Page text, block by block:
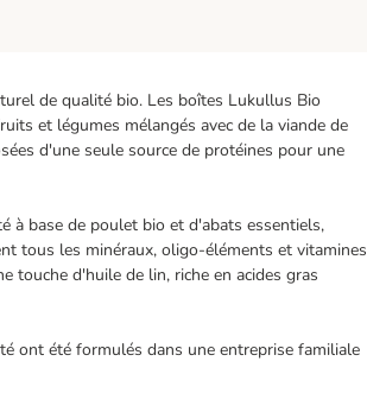
de qualité bio. Les boîtes Lukullus Bio
et légumes mélangés avec de la viande de
d'une seule source de protéines pour une
à base de poulet bio et d'abats essentiels,
tous les minéraux, oligo-éléments et vitamines
touche d'huile de lin, riche en acides gras
ont été formulés dans une entreprise familiale